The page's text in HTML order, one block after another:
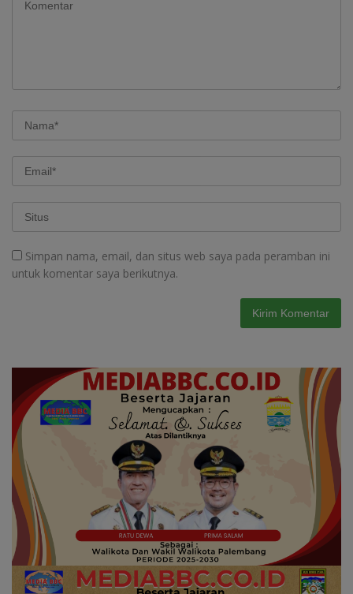
Simpan nama, email, dan situs web saya pada peramban ini
untuk komentar saya berikutnya.